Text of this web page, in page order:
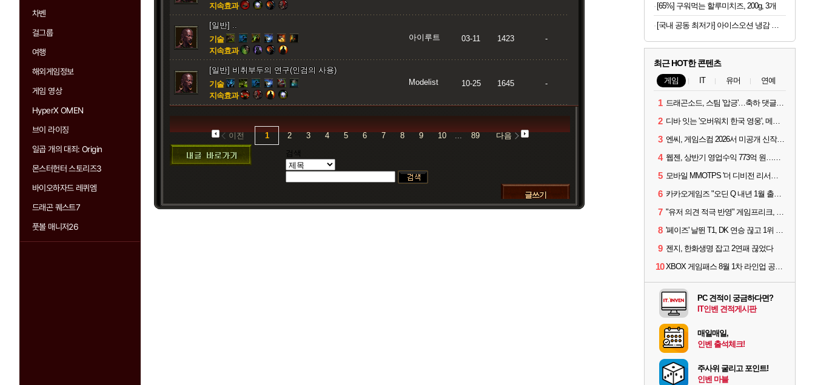
차벤
걸그룹
여행
해외게임정보
게임 영상
HyperX OMEN
브이 라이징
일곱 개의 대죄: Origin
몬스터헌터 스토리즈3
바이오하자드 레퀴엠
드래곤 퀘스트7
풋볼 매니저26
지속효과
[일반] ..
기술
지속효과
아이루트 03-11 1423 -
[일반] 비취부두의 연구(인검의 사용)
기술
지속효과
Modelist 10-25 1645 -
이전 1 2 3 4 5 6 7 8 9 10 ... 89
다음
검색
글쓰기
[65%] 구워먹는 할루미치즈, 200g, 3개
[국내 공동 최저가] 아이스오션 냉감 홑이불 100x150
최근 HOT한 콘텐츠
게임 IT 유머 연예
1 드래곤소드, 스팀 '압긍'…축하 댓글 달고 게임 코드 받자!
2 디바 잇는 '오버워치 한국 영웅', 메카 파일럿 디몬 나온다
3 엔씨, 게임스컴 2026서 미공개 신작 최초 공개
4 웹젠, 상반기 영업수익 773억 원…순이익 89% 증가
5 모바일 MMOTPS '더 디비전 리서전스', 6일 스팀에도 출시
6 카카오게임즈 "오딘 Q 내년 1월 출시, 연기는 없다"
7 "유저 의견 적극 반영" 게임프리크, 비스트 오브 리인카네이션 개선 나선다
8 '페이즈' 날뛴 T1, DK 연승 끊고 1위 지켜
9 젠지, 한화생명 잡고 2연패 끊었다
10 XBOX 게임패스 8월 1차 라인업 공개... '비스트 오브 리인카네이션' 즉시 합류
PC 견적이 궁금하다면?
IT인벤 견적게시판
매일매일,
인벤 출석체크!
주사위 굴리고 포인트!
인벤 마블